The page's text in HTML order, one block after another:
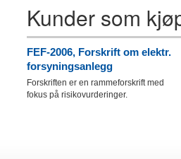
Kunder som
FEF-2006, Forskrift om elektr.
forsyningsanlegg
Forskriften er en rammeforskrift med
fokus på risikovurderinger.